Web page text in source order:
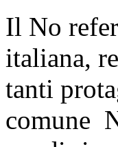
Il No
italiana,
tanti
comune